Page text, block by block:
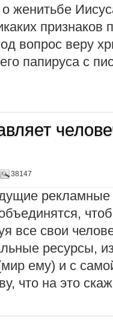
о женитьбе
признаков
вопрос веру
папируса с
38147
рекламные
все свои
ресурсы,
ему) и с
что на это